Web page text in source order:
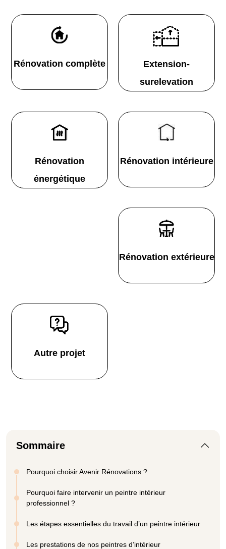
Rénovation complète
Extension-
surelevation
Rénovation
énergétique
Rénovation intérieure
Rénovation extérieure
Autre projet
Sommaire
Pourquoi choisir Avenir Rénovations ?
Pourquoi faire intervenir un peintre intérieur
professionnel ?
Les étapes essentielles du travail d’un peintre intérieur
Les prestations de nos peintres d’intérieur